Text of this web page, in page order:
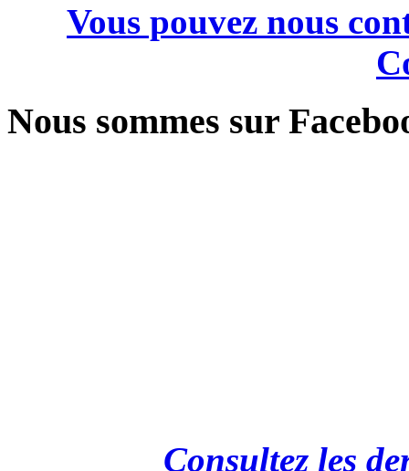
Vous pouvez nous
Nous sommes sur
Consultez les